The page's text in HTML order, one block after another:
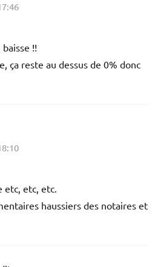
baisse !!
ça reste au dessus de 0% donc
etc, etc.
haussiers des notaires et